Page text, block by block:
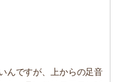
んですが、上からの足音